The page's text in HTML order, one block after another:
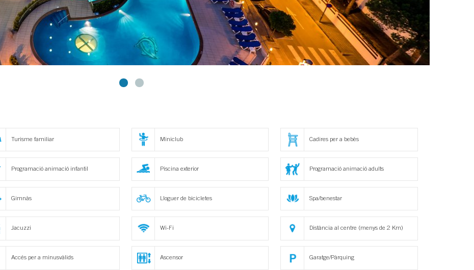
Turisme familiar Miniclub Cadires per a bebès
Programació animació infantil Piscina exterior Programació animació adults
Gimnàs Lloguer de bicicletes Spa/benestar
Jacuzzi Wi-Fi Distància al centre (menys de 2 Km)
Accés per a minusvàlids Ascensor Garatge/Pàrquing